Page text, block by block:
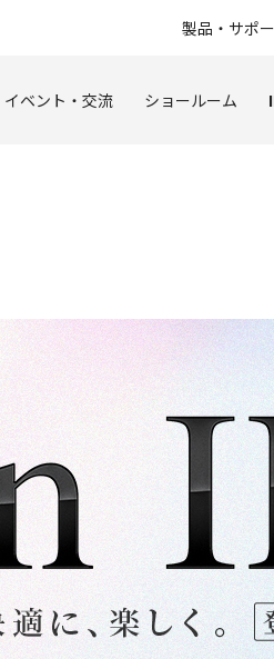
製品・サポ
イベント・交流 ショールーム